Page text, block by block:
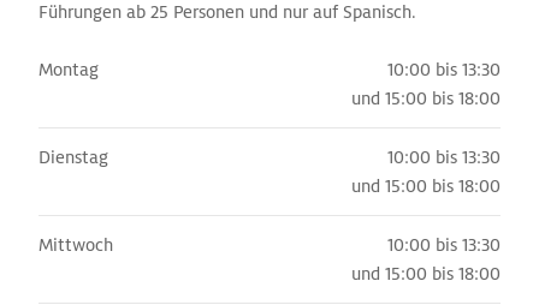
Führungen ab 25 Personen und nur auf Spanisch.
Montag
10:00 bis 13:30
und 15:00 bis 18:00
Dienstag
10:00 bis 13:30
und 15:00 bis 18:00
Mittwoch
10:00 bis 13:30
und 15:00 bis 18:00